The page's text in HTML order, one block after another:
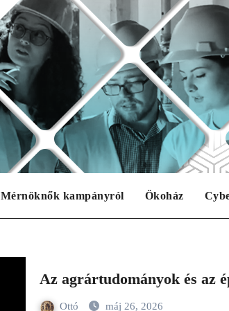
Mérnöknők kampányról Ökoház
Az agrártudományok és az
Ottó máj 26, 2026